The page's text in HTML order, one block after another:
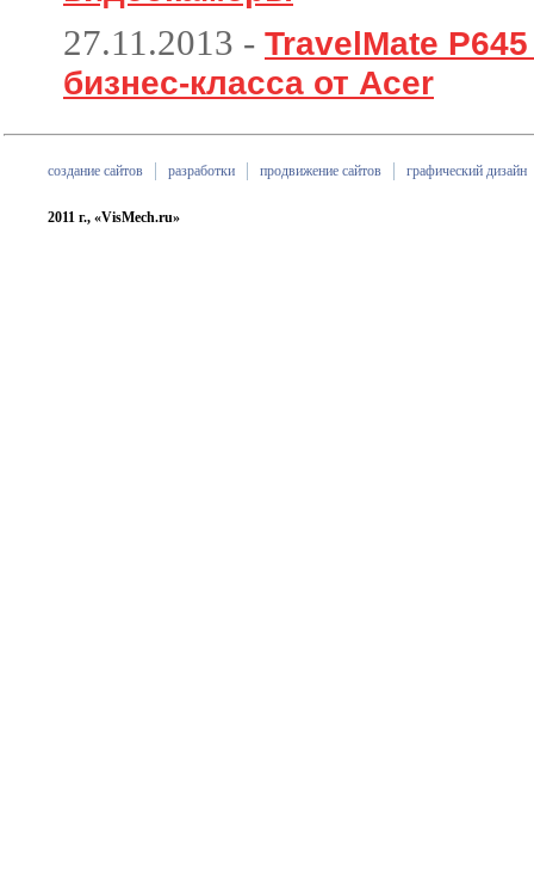
27.11.2013 - TravelMate
бизнес-класса от Acer
создание сайтов разработки продвижение сайтов графический дизайн
2011 г., «VisMech.ru»